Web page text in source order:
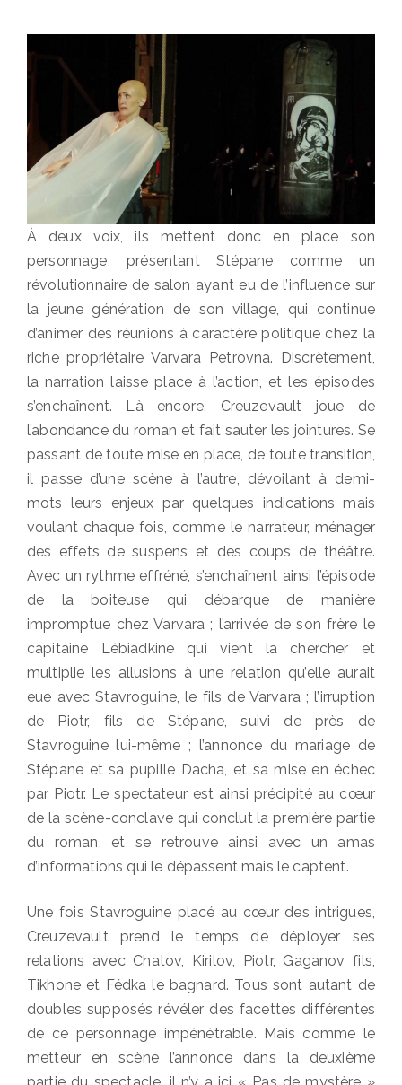
À deux voix, ils mettent donc en place son
personnage, présentant Stépane comme un
révolutionnaire de salon ayant eu de l’influence sur
la jeune génération de son village, qui continue
d’animer des réunions à caractère politique chez la
riche propriétaire Varvara Petrovna. Discrètement,
la narration laisse place à l’action, et les épisodes
s’enchaînent. Là encore, Creuzevault joue de
l’abondance du roman et fait sauter les jointures. Se
passant de toute mise en place, de toute transition,
il passe d’une scène à l’autre, dévoilant à demi-
mots leurs enjeux par quelques indications mais
voulant chaque fois, comme le narrateur, ménager
des effets de suspens et des coups de théâtre.
Avec un rythme effréné, s’enchaînent ainsi l’épisode
de la boiteuse qui débarque de manière
impromptue chez Varvara ; l’arrivée de son frère le
capitaine Lébiadkine qui vient la chercher et
multiplie les allusions à une relation qu’elle aurait
eue avec Stavroguine, le fils de Varvara ; l’irruption
de Piotr, fils de Stépane, suivi de près de
Stavroguine lui-même ; l’annonce du mariage de
Stépane et sa pupille Dacha, et sa mise en échec
par Piotr. Le spectateur est ainsi précipité au cœur
de la scène-conclave qui conclut la première partie
du roman, et se retrouve ainsi avec un amas
d’informations qui le dépassent mais le captent.
Une fois Stavroguine placé au cœur des intrigues,
Creuzevault prend le temps de déployer ses
relations avec Chatov, Kirilov, Piotr, Gaganov fils,
Tikhone et Fédka le bagnard. Tous sont autant de
doubles supposés révéler des facettes différentes
de ce personnage impénétrable. Mais comme le
metteur en scène l’annonce dans la deuxième
partie du spectacle, il n’y a ici « Pas de mystère »